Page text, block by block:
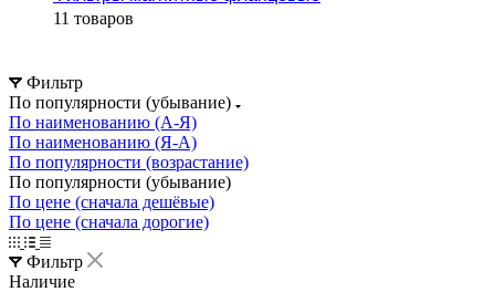
11 товаров
Фильтр
По популярности (убывание)
По наименованию (А-Я)
По наименованию (Я-А)
По популярности (возрастание)
По популярности (убывание)
По цене (сначала дешёвые)
По цене (сначала дорогие)
Фильтр
Наличие